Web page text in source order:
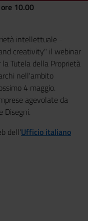
10.00
intellettuale -
creativity" il webinar
Tutela della Proprietà
nell'ambito
4 maggio.
agevolate da
Disegni.
dell'Ufficio italiano